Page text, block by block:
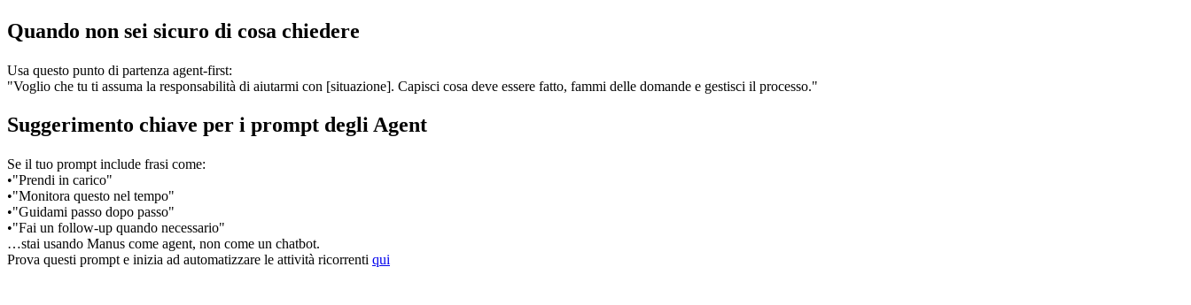
Quando non sei sicuro di cosa chiedere
Usa questo punto di partenza agent-first:
"Voglio che tu ti assuma la responsabilità di aiutarmi con [situazione]. Capisci cosa deve essere fatto, fammi delle domande e gestisci il processo."
Suggerimento chiave per i prompt degli Agent
Se il tuo prompt include frasi come:
•"Prendi in carico"
•"Monitora questo nel tempo"
•"Guidami passo dopo passo"
•"Fai un follow-up quando necessario"
…stai usando Manus come agent, non come un chatbot.
Prova questi prompt e inizia ad automatizzare le attività ricorrenti qui